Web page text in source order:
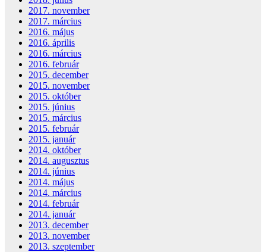
2017. november
2017. március
2016. május
2016. április
2016. március
2016. február
2015. december
2015. november
2015. október
2015. június
2015. március
2015. február
2015. január
2014. október
2014. augusztus
2014. június
2014. május
2014. március
2014. február
2014. január
2013. december
2013. november
2013. szeptember